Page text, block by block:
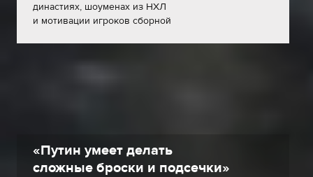
династиях, шоуменах из НХЛ
и мотивации игроков сборной
«Путин умеет делать
сложные броски и подсечки»